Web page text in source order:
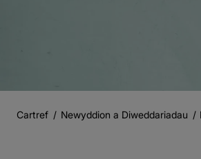
Briwsion
Cartref Newyddion a Diweddariadau